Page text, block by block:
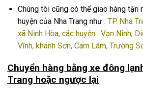
Chúng tôi cũng có thể giao hàng tận
huyện của Nha Trang như : TP. Nha
xã Ninh Hòa, các huyện : Vạn Ninh,
Vĩnh, khánh Sơn, Cam Lâm, Trường
Chuyển hàng bằng xe đông
Trang hoặc ngược lại